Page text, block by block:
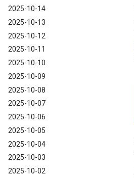
2025-10-14
2025-10-13
2025-10-12
2025-10-11
2025-10-10
2025-10-09
2025-10-08
2025-10-07
2025-10-06
2025-10-05
2025-10-04
2025-10-03
2025-10-02